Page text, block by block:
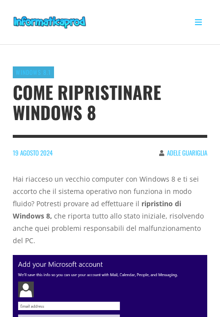
WINDOWS 8.1
COME RIPRISTINARE
WINDOWS 8
19 AGOSTO 2024 ADELE GUARIGLIA
Hai riacceso un vecchio computer con Windows 8 e ti sei
accorto che il sistema operativo non funziona in modo
fluido? Potresti provare ad effettuare il ripristino di
Windows 8, che riporta tutto allo stato iniziale, risolvendo
anche quei problemi responsabili del malfunzionamento
del PC.